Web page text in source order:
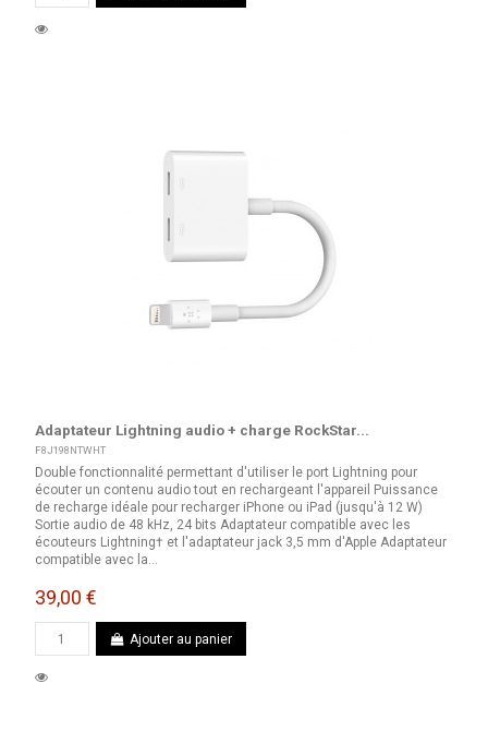
Adaptateur Lightning audio + charge RockStar...
F8J198NTWHT
Double fonctionnalité permettant d'utiliser le port Lightning pour
écouter un contenu audio tout en rechargeant l'appareil Puissance
de recharge idéale pour recharger iPhone ou iPad (jusqu'à 12 W)
Sortie audio de 48 kHz, 24 bits Adaptateur compatible avec les
écouteurs Lightning† et l'adaptateur jack 3,5 mm d'Apple Adaptateur
compatible avec la...
39,00 €
Ajouter au panier